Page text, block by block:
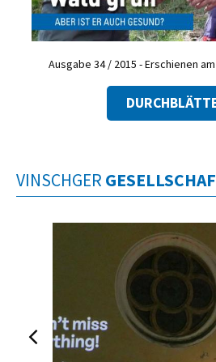
Ausgabe 34 / 2015 - Erschienen
VINSCHGER